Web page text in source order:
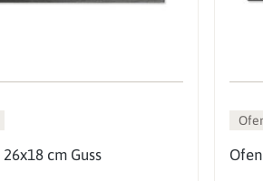
cm Guss